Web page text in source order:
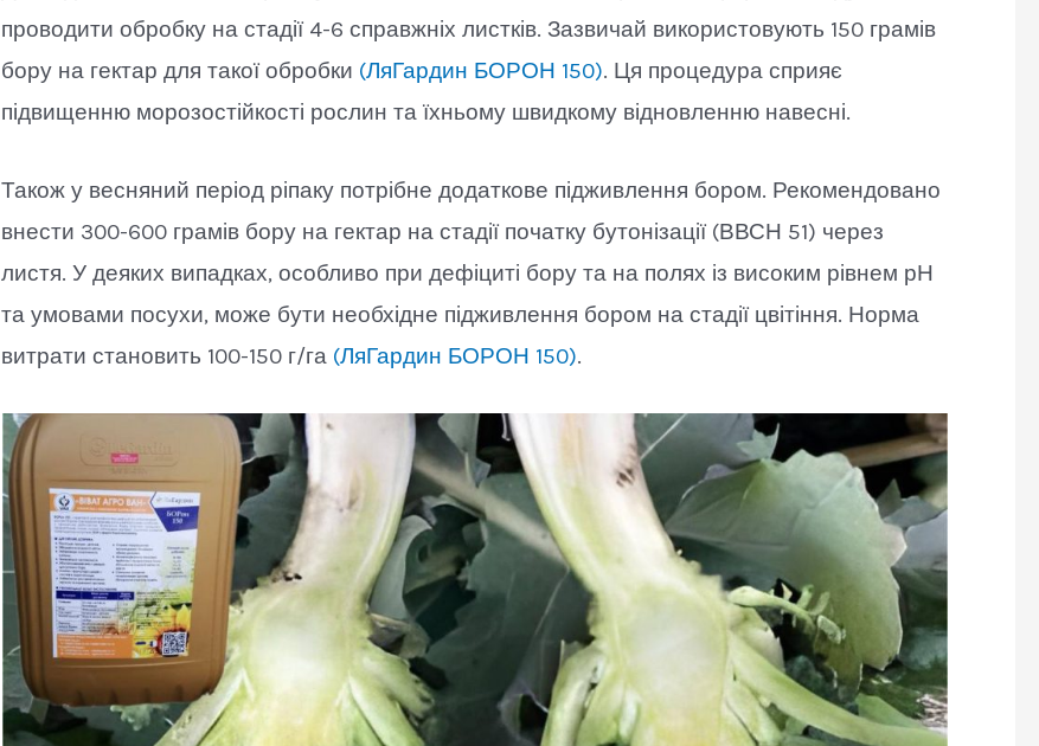
проводити обробку на стадії 4-6 справжніх листків. Зазвичай використовують 150 грамів
бору на гектар для такої обробки (ЛяГардин БОРОН 150). Ця процедура сприяє
підвищенню морозостійкості рослин та їхньому швидкому відновленню навесні.
Також у весняний період ріпаку потрібне додаткове підживлення бором. Рекомендовано
внести 300-600 грамів бору на гектар на стадії початку бутонізації (ВВСН 51) через
листя. У деяких випадках, особливо при дефіциті бору та на полях із високим рівнем рН
та умовами посухи, може бути необхідне підживлення бором на стадії цвітіння. Норма
витрати становить 100-150 г/га (ЛяГардин БОРОН 150).